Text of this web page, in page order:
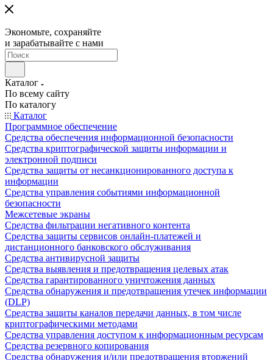
Экономьте, сохраняйте
и зарабатывайте с нами
Каталог
По всему сайту
По каталогу
Каталог
Программное обеспечение
Средства обеспечения информационной безопасности
Средства криптографической защиты информации и
электронной подписи
Средства защиты от несанкционированного доступа к
информации
Средства управления событиями информационной
безопасности
Межсетевые экраны
Средства фильтрации негативного контента
Средства защиты сервисов онлайн-платежей и
дистанционного банковского обслуживания
Средства антивирусной защиты
Средства выявления и предотвращения целевых атак
Средства гарантированного уничтожения данных
Средства обнаружения и предотвращения утечек информации
(DLP)
Средства защиты каналов передачи данных, в том числе
криптографическими методами
Средства управления доступом к информационным ресурсам
Средства резервного копирования
Средства обнаружения и/или предотвращения вторжений